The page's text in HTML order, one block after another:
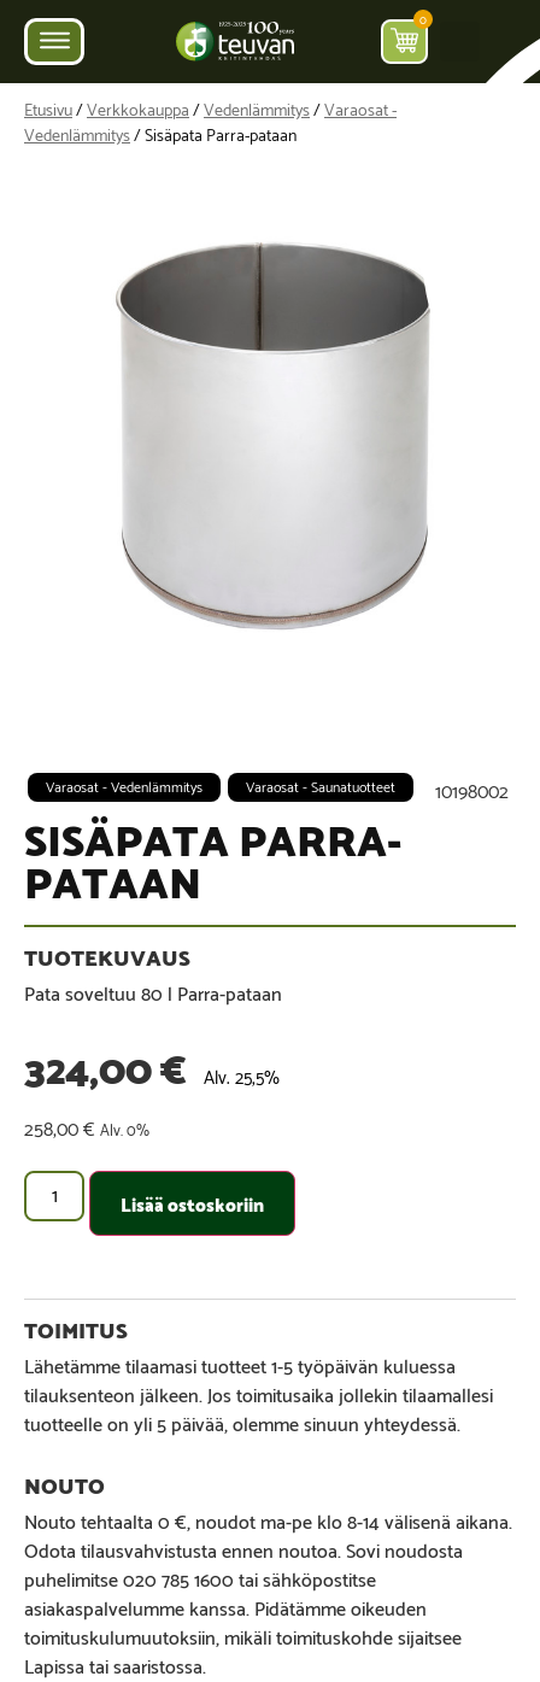
0
Etusivu/Verkkokauppa/Vedenlämmitys/Varaosat -
Vedenlämmitys/ Sisäpata Parra-pataan
10198002
Varaosat - Vedenlämmitys Varaosat - Saunatuotteet
SISÄPATA PARRA-
PATAAN
Pata soveltuu 80 l Parra-pataan
324,00€ Alv. 25,5%
258,00€ Alv. 0%
Lisää ostoskoriin
Lähetämme tilaamasi tuotteet 1-5 työpäivän kuluessa
tilauksenteon jälkeen. Jos toimitusaika jollekin tilaamallesi
tuotteelle on yli 5 päivää, olemme sinuun yhteydessä.
Nouto tehtaalta 0 €, noudot ma-pe klo 8-14 välisenä aikana.
Odota tilausvahvistusta ennen noutoa. Sovi noudosta
puhelimitse 020 785 1600 tai sähköpostitse
asiakaspalvelumme kanssa. Pidätämme oikeuden
toimituskulumuutoksiin, mikäli toimituskohde sijaitsee
Lapissa tai saaristossa.